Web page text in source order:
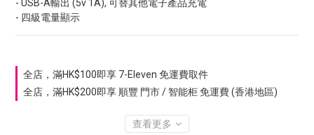
- USB-A輸出 (5v 1A), 可替其他電子產品充電
- 四級電量顯示
全店，滿HK$100即享 7-Eleven 免運費取件
全店，滿HK$200即享 順豐 門市 / 智能柜 免運費 (香港地區)
查看更多